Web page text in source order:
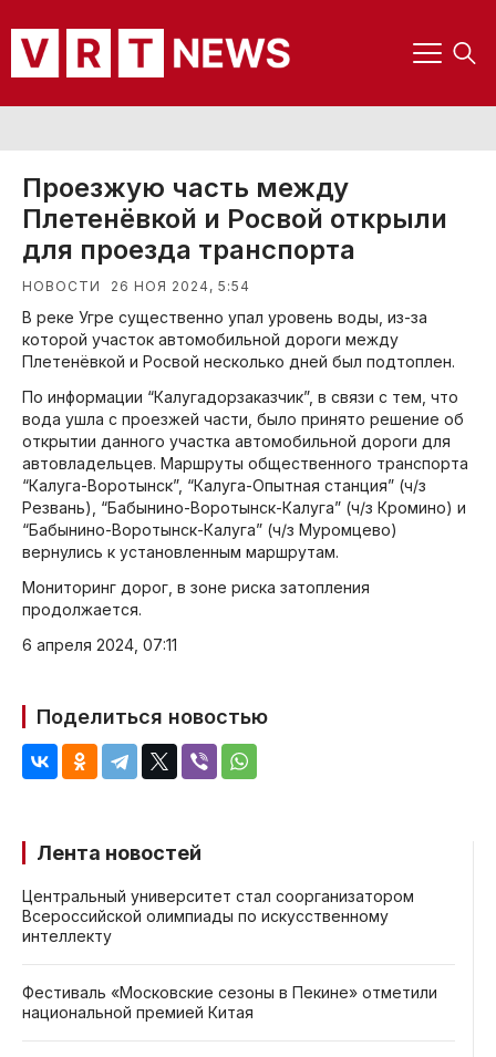
Лента новостей
Центральный университет стал соорганизатором
Всероссийской олимпиады по искусственному
интеллекту
Фестиваль «Московские сезоны в Пекине» отметили
национальной премией Китая
Проезжую часть между
Плетенёвкой и Росвой открыли
для проезда транспорта
НОВОСТИ 26 НОЯ 2024, 5:54
В реке Угре существенно упал уровень воды, из-за
которой участок автомобильной дороги между
Плетенёвкой и Росвой несколько дней был подтоплен.
По информации “Калугадорзаказчик”, в связи с тем, что
вода ушла с проезжей части, было принято решение об
открытии данного участка автомобильной дороги для
автовладельцев. Маршруты общественного транспорта
“Калуга-Воротынск”, “Калуга-Опытная станция” (ч/з
Резвань), “Бабынино-Воротынск-Калуга” (ч/з Кромино) и
“Бабынино-Воротынск-Калуга” (ч/з Муромцево)
вернулись к установленным маршрутам.
Мониторинг дорог, в зоне риска затопления
продолжается.
6 апреля 2024, 07:11
Поделиться новостью